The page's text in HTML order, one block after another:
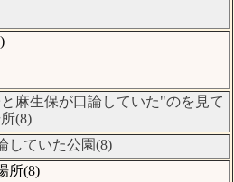
麻生保が口論していた"のを見て
(8)
していた公園(8)
所(8)